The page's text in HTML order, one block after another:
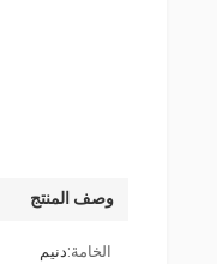
وصف المنتج
الخامة:دنيم